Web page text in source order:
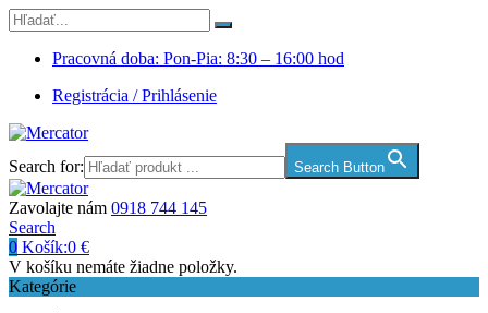
Pracovná doba: Pon-Pia: 8:30 – 16:00 hod
Registrácia / Prihlásenie
Search for: Search Button
Zavolajte nám 0918 744 145
Search
0 Košík:0 €
V košíku nemáte žiadne položky.
Kategórie